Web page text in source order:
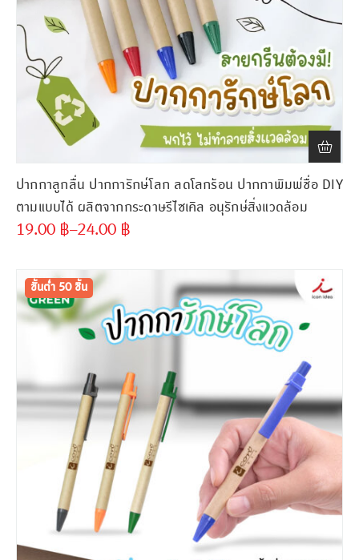
ปากกาลูกลื่น ปากการักษ์โลก ลดโลกร้อน ปากกาพิมพ์ชื่อ DIY
ตามแบบได้ ผลิตจากกระดาษรีไซเคิล อนุรักษ์สิ่งแวดล้อม
19.00 ฿–24.00 ฿
ขั้นต่ำ 50 ชิ้น